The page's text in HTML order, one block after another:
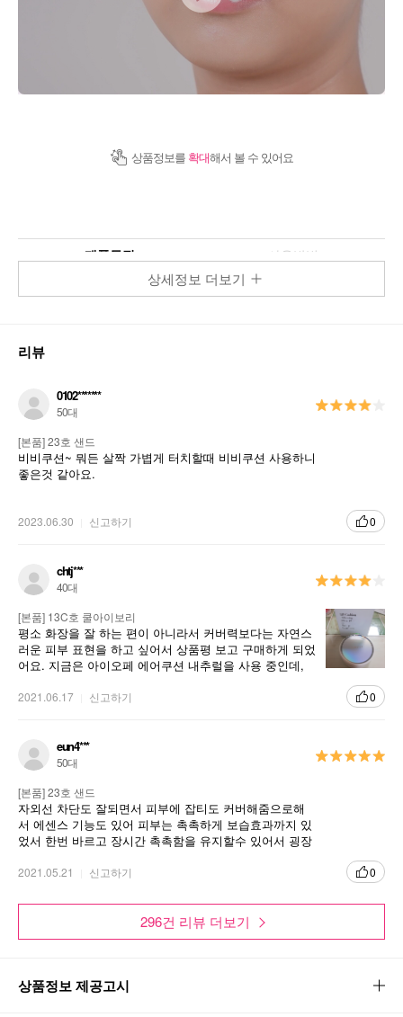
상품정보를 확대해서 볼 수 있어요
제품특징 사용방법
피부 안팎을 환하게 듀얼화이트닝 케어로
BB쿠션'
비비쿠션 화이트닝 SPF 50+ PA+++
다크닝 없는 궁극의 화사한 피부 연출!
피부를 맑고 투명하게!
피부에 더욱 밀착되게! 화사함이 오래 지속되게!
글로벌 1000만개 판매 글로벌 뷰티어워드에 빛나는 비
비쿠션!
상세정보 더보기
리뷰
0102*******
50대
[본품] 23호 샌드
비비쿠션~ 뭐든 살짝 가볍게 터치할때 비비쿠션 사용하니
좋은것 같아요.
2023.06.30 신고하기 0
chtj***
40대
[본품] 13C호 쿨아이보리
평소 화장을 잘 하는 편이 아니라서 커버력보다는 자연스
러운 피부 표현을 하고 싶어서 상품평 보고 구매하게 되었
어요. 지금은 아이오페 에어쿠션 내추럴을 사용 중인데,
네요. 제 피부에 잘 맞았으면 좋겠네요. 잘 쓰겠습니다.
2021.06.17 신고하기 0
eun4***
50대
[본품] 23호 샌드
자외선 차단도 잘되면서 피부에 잡티도 커버해줌으로해
서 에센스 기능도 있어 피부는 촉촉하게 보습효과까지 있
었서 한번 바르고 장시간 촉촉함을 유지할수 있어서 굉장
2021.05.21 신고하기 0
296건 리뷰 더보기
상품정보 제공고시